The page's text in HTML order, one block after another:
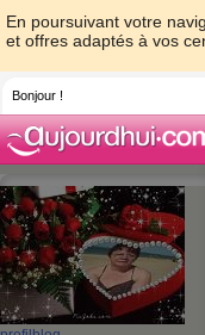
En poursuivant votre
et offres adaptés à vos
Bonjour !